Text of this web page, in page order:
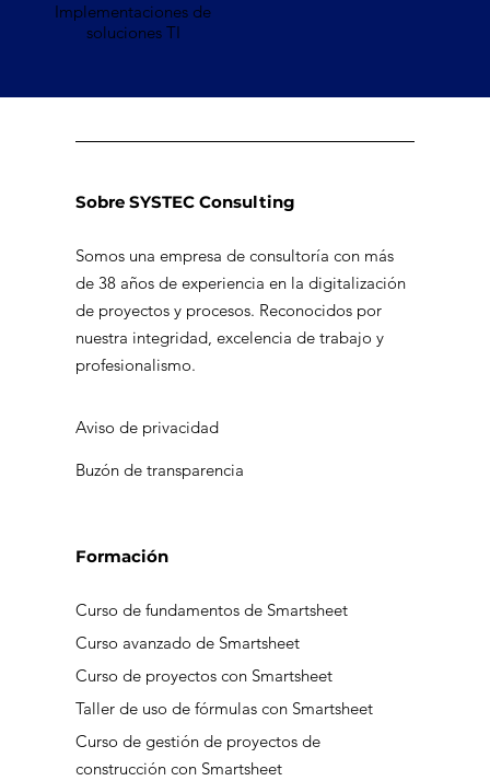
Implementaciones de
soluciones TI
Formación
Curso de fundamentos de Smartsheet
Curso avanzado de Smartsheet
Curso de proyectos con Smartsheet
Taller de uso de fórmulas con Smartsheet
Curso de gestión de proyectos de
construcción con Smartsheet
Sobre SYSTEC Consulting
Somos una empresa de consultoría con más
de 38 años de experiencia en la digitalización
de proyectos y procesos. Reconocidos por
nuestra integridad, excelencia de trabajo y
profesionalismo.
Aviso de privacidad
Buzón de transparencia